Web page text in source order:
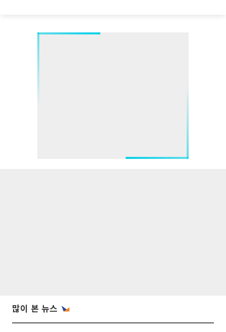
많이 본 뉴스